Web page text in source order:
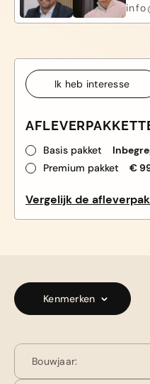
Ik heb interesse
Basis pakket
Premium pakket
€
Vergelijk de
Kenmerken
Bouwjaar: